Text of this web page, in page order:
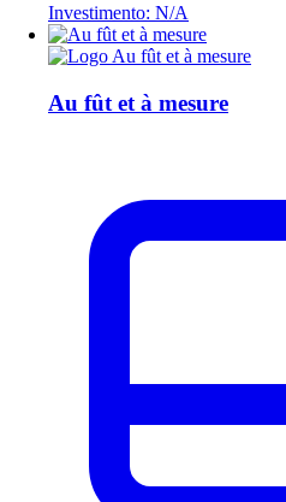
Investimento: N/A
Au fût et à mesure